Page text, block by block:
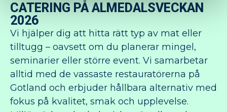
CATERING PÅ ALMEDALSVECKAN
2026
Vi hjälper dig att hitta rätt typ av mat eller
tilltugg – oavsett om du planerar mingel,
seminarier eller större event. Vi samarbetar
alltid med de vassaste restauratörerna på
Gotland och erbjuder hållbara alternativ med
fokus på kvalitet, smak och upplevelse.